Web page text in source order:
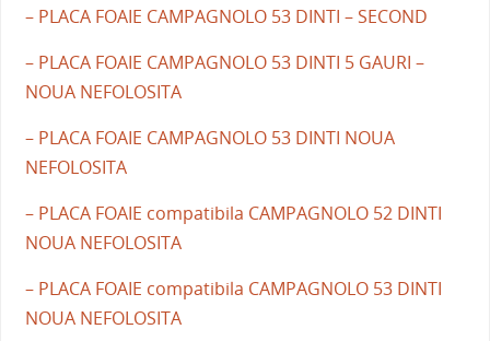
– PLACA FOAIE CAMPAGNOLO 53 DINTI – SECOND
– PLACA FOAIE CAMPAGNOLO 53 DINTI 5 GAURI –
NOUA NEFOLOSITA
– PLACA FOAIE CAMPAGNOLO 53 DINTI NOUA
NEFOLOSITA
– PLACA FOAIE compatibila CAMPAGNOLO 52 DINTI
NOUA NEFOLOSITA
– PLACA FOAIE compatibila CAMPAGNOLO 53 DINTI
NOUA NEFOLOSITA